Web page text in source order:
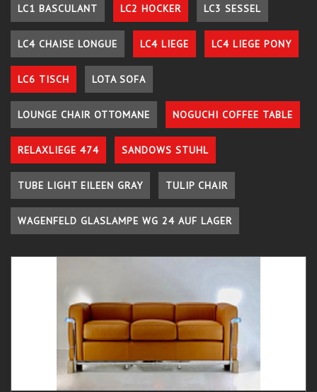
LC1 BASCULANT LC2 HOCKER LC3 SESSEL
LC4 CHAISE LONGUE LC4 LIEGE LC4 LIEGE PONY
LC6 TISCH LOTA SOFA
LOUNGE CHAIR OTTOMANE NOGUCHI COFFEE TABLE
RELAXLIEGE 474 SANDOWS STUHL
TUBE LIGHT EILEEN GRAY TULIP CHAIR
WAGENFELD GLASLAMPE WG 24 AUF LAGER